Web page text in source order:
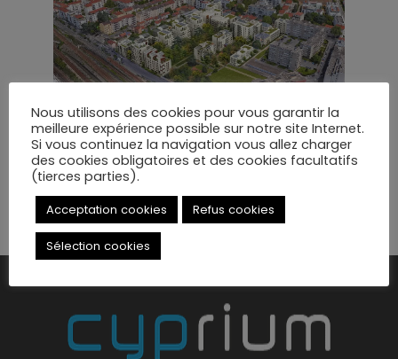
Télécharger PDF
Nous utilisons des cookies pour vous garantir la
meilleure expérience possible sur notre site Internet.
Si vous continuez la navigation vous allez charger
des cookies obligatoires et des cookies facultatifs
(tierces parties).
Acceptation cookies Refus cookies
Sélection cookies